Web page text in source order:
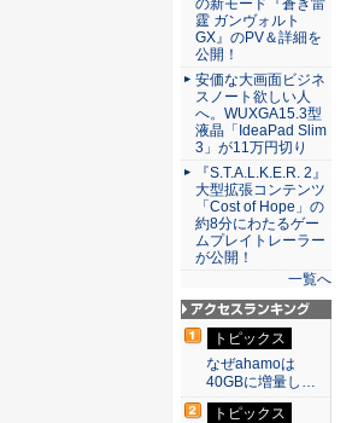
霆 ガンヴォルト
GX』のPV＆詳細を
公開！
安価な大画面ビジネ
スノート欲しい人
へ。WUXGA15.3型
液晶「IdeaPad Slim
3」が11万円切り
『S.T.A.L.K.E.R. 2』
大型拡張コンテンツ
「Cost of Hope」の
約8分にわたるゲー
ムプレイトレーラー
が公開！
一覧へ
アクセスランキン
グ
トピックス
なぜahamoは
40GBに増量し…
トピックス